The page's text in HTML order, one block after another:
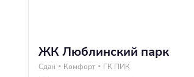
ЖК Люблинский парк
Сдан Комфорт ГК ПИК